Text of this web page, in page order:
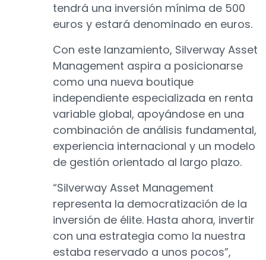
tendrá una inversión mínima de 500
euros y estará denominado en euros.
Con este lanzamiento, Silverway Asset
Management aspira a posicionarse
como una nueva boutique
independiente especializada en renta
variable global, apoyándose en una
combinación de análisis fundamental,
experiencia internacional y un modelo
de gestión orientado al largo plazo.
“Silverway Asset Management
representa la democratización de la
inversión de élite. Hasta ahora, invertir
con una estrategia como la nuestra
estaba reservado a unos pocos”,